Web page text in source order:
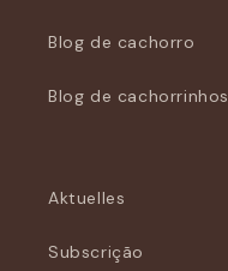
Blog de cachorro
Blog de cachorrinhos
Aktuelles
Subscrição